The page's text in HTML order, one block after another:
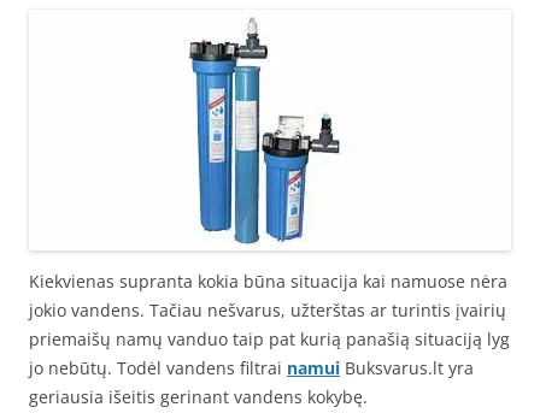
Kiekvienas supranta kokia būna situacija kai namuose nėra
jokio vandens. Tačiau nešvarus, užterštas ar turintis įvairių
priemaišų namų vanduo taip pat kurią panašią situaciją lyg
jo nebūtų. Todėl vandens filtrai namui Buksvarus.lt yra
geriausia išeitis gerinant vandens kokybę.